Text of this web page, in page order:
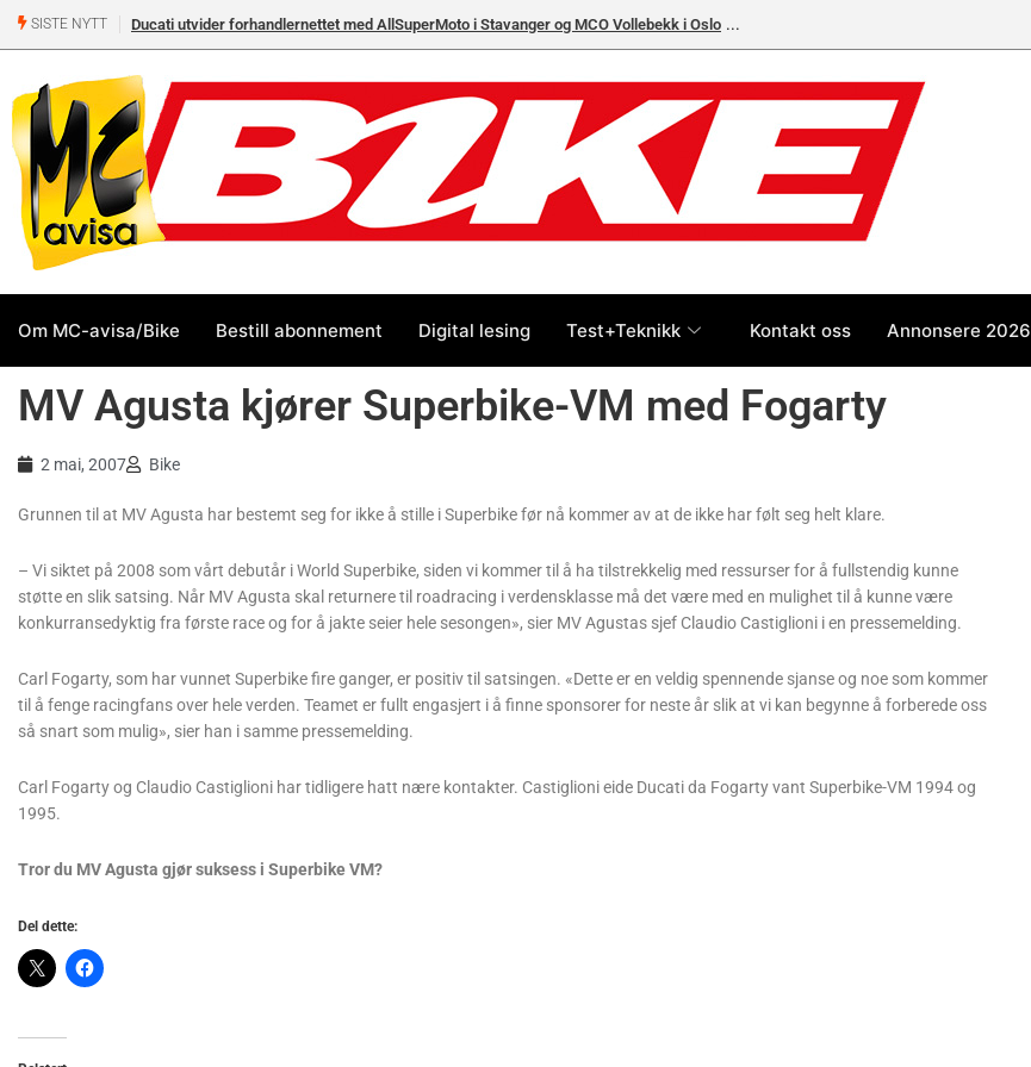
SISTE NYTT Ducati utvider forhandlernettet med AllSuperMoto i Stavanger og MCO Vollebekk i Oslo
Om MC-avisa/Bike Bestill abonnement Digital lesing Test+Teknikk Kontakt oss Annonsere 2026
MV Agusta kjører Superbike-VM med Fogarty
2 mai, 2007 Bike
Grunnen til at MV Agusta har bestemt seg for ikke å stille i Superbike før nå kommer av at de ikke har følt seg helt klare.
– Vi siktet på 2008 som vårt debutår i World Superbike, siden vi kommer til å ha tilstrekkelig med ressurser for å fullstendig kunne
støtte en slik satsing. Når MV Agusta skal returnere til roadracing i verdensklasse må det være med en mulighet til å kunne være
konkurransedyktig fra første race og for å jakte seier hele sesongen», sier MV Agustas sjef Claudio Castiglioni i en pressemelding.
Carl Fogarty, som har vunnet Superbike fire ganger, er positiv til satsingen. «Dette er en veldig spennende sjanse og noe som kommer
til å fenge racingfans over hele verden. Teamet er fullt engasjert i å finne sponsorer for neste år slik at vi kan begynne å forberede oss
så snart som mulig», sier han i samme pressemelding.
Carl Fogarty og Claudio Castiglioni har tidligere hatt nære kontakter. Castiglioni eide Ducati da Fogarty vant Superbike-VM 1994 og
1995.
Tror du MV Agusta gjør suksess i Superbike VM?
Del dette: